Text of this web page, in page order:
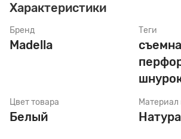
Характеристики
Бренд
Madella
Цвет товара
Белый
Теги
Материал
Стельки